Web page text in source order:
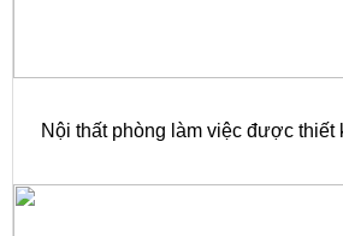
Nội thất phòng làm việc được thiết